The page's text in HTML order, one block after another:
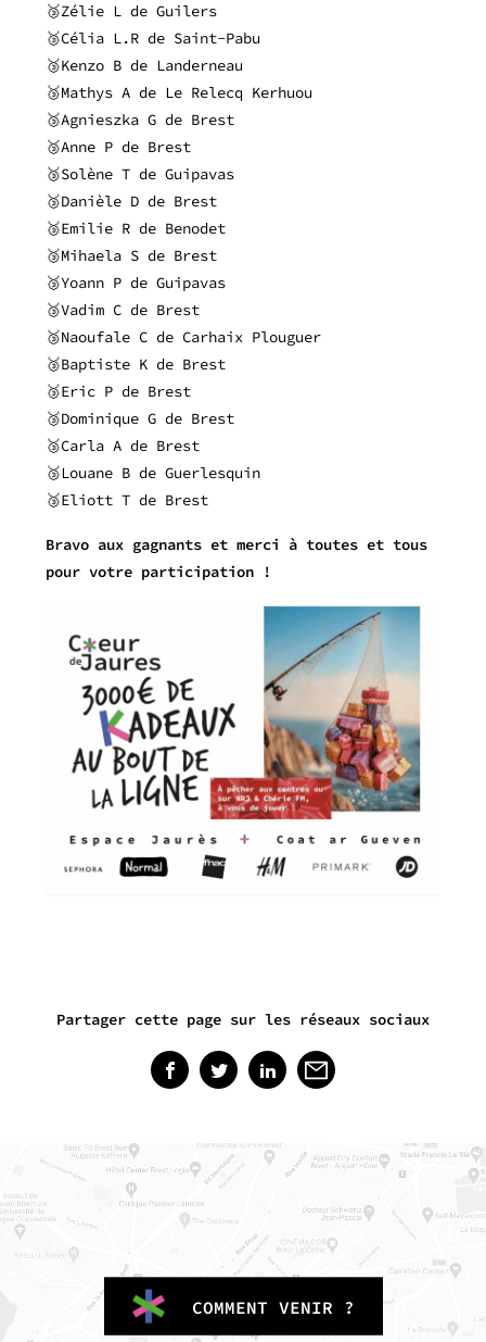
🥉Zélie L de Guilers
🥉Célia L.R de Saint-Pabu
🥉Kenzo B de Landerneau
🥉Mathys A de Le Relecq Kerhuou
🥉Agnieszka G de Brest
🥉Anne P de Brest
🥉Solène T de Guipavas
🥉Danièle D de Brest
🥉Emilie R de Benodet
🥉Mihaela S de Brest
🥉Yoann P de Guipavas
🥉Vadim C de Brest
🥉Naoufale C de Carhaix Plouguer
🥉Baptiste K de Brest
🥉Eric P de Brest
🥉Dominique G de Brest
🥉Carla A de Brest
🥉Louane B de Guerlesquin
🥉Eliott T de Brest
Bravo aux gagnants et merci à toutes et tous
pour votre participation !
Partager cette page sur les réseaux sociaux
COMMENT VENIR ?